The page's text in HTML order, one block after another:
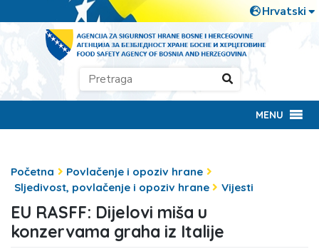
MENU
Početna
Povlačenje i opoziv hrane
Sljedivost, povlačenje i opoziv hrane
Vijesti
EU RASFF: Dijelovi miša u
konzervama graha iz Italije